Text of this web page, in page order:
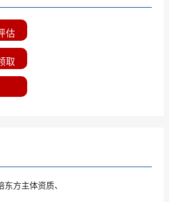
估
取
方主体资质、